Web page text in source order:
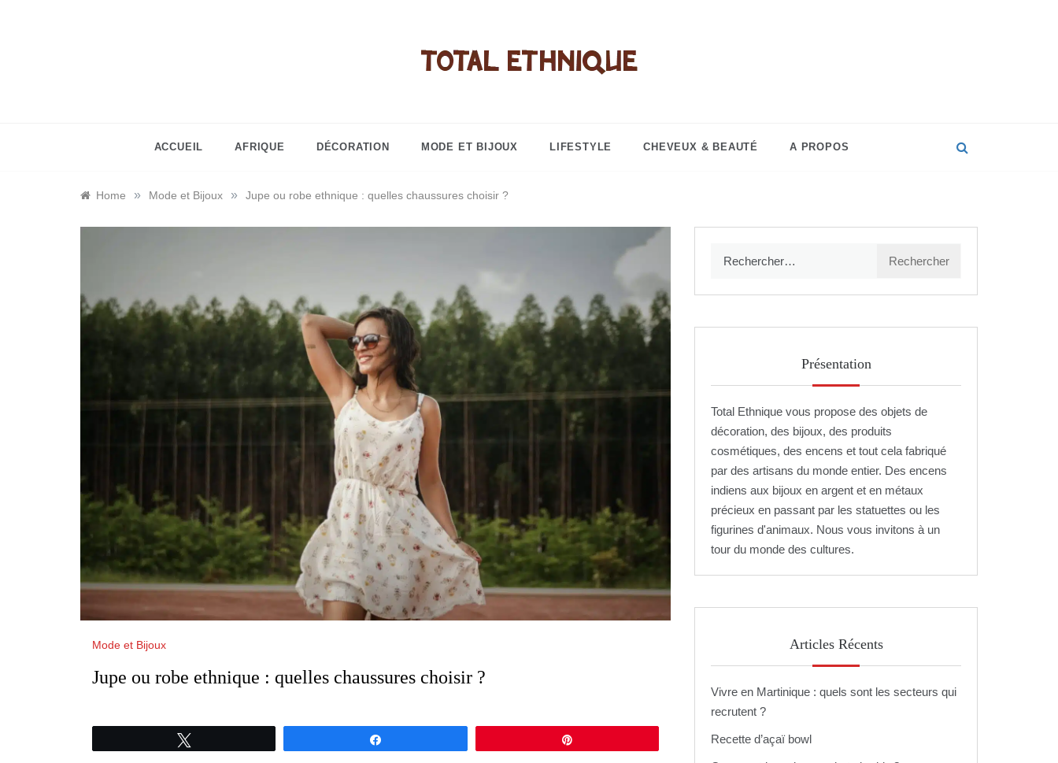
cosmétiques…
ACCUEIL AFRIQUE DÉCORATION MODE ET BIJOUX LIFESTYLE CHEVEUX & BEAUTÉ A PROPOS
Home » Mode et Bijoux » Jupe ou robe ethnique : quelles chaussures choisir ?
Mode et Bijoux
Jupe ou robe ethnique : quelles chaussures choisir ?
Présentation
Total Ethnique vous propose des objets de
décoration, des bijoux, des produits
cosmétiques, des encens et tout cela fabriqué
par des artisans du monde entier. Des encens
indiens aux bijoux en argent et en métaux
précieux en passant par les statuettes ou les
figurines d'animaux. Nous vous invitons à un
tour du monde des cultures.
Articles Récents
Vivre en Martinique : quels sont les secteurs qui
recrutent ?
Recette d’açaï bowl